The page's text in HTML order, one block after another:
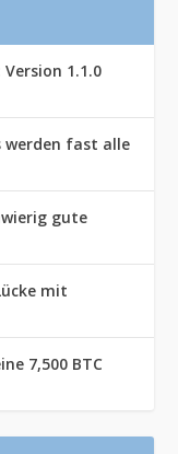
1.1.0
werden fast alle
gute
mit
7,500 BTC